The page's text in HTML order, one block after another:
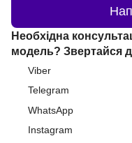
Необхідна
модель? Звертайся
Viber
Telegram
WhatsApp
Instagram